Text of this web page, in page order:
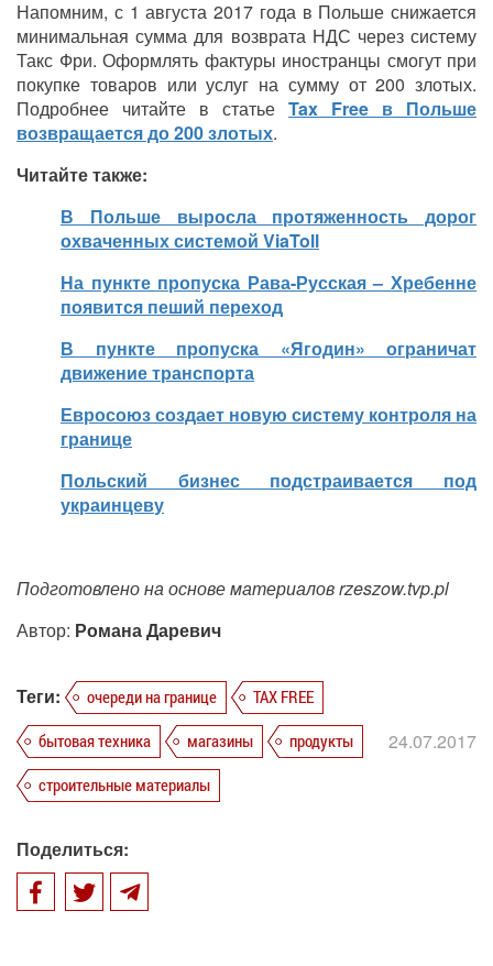
Напомним, с 1 августа 2017 года в Польше снижается
минимальная сумма для возврата НДС через систему
Такс Фри. Оформлять фактуры иностранцы смогут при
покупке товаров или услуг на сумму от 200 злотых.
Подробнее читайте в статье Tax Free в Польше
возвращается до 200 злотых.
Читайте также:
В Польше выросла протяженность дорог
охваченных системой ViaToll
На пункте пропуска Рава-Русская – Хребенне
появится пеший переход
В пункте пропуска «Ягодин» ограничат
движение транспорта
Евросоюз создает новую систему контроля на
границе
Польский бизнес подстраивается под
украинцеву
Подготовлено на основе материалов rzeszow.tvp.pl
Автор: Романа Даревич
Теги: очереди на границе
TAX FREE
бытовая техника
магазины
продукты
строительные материалы
24.07.2017
Поделиться: